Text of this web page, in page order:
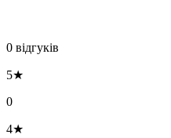
0 відгуків
5★
0
4★